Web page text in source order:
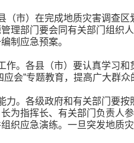
（市）在完成地质灾害调查
理部门要会同有关部门组织
制应急预案。
作。各县（市）要认真学习和
会”专题教育，提高广大群
力。各级政府和有关部门要
长为指挥长、有关部门负责
织应急演练。一旦突发地质